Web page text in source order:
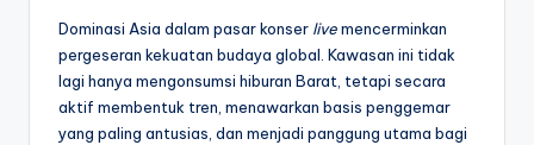
Dominasi Asia dalam pasar konser livemencerminkan
pergeseran kekuatan budaya global. Kawasan ini tidak
lagi hanya mengonsumsi hiburan Barat, tetapi secara
aktif membentuk tren, menawarkan basis penggemar
yang paling antusias, dan menjadi panggung utama bagi